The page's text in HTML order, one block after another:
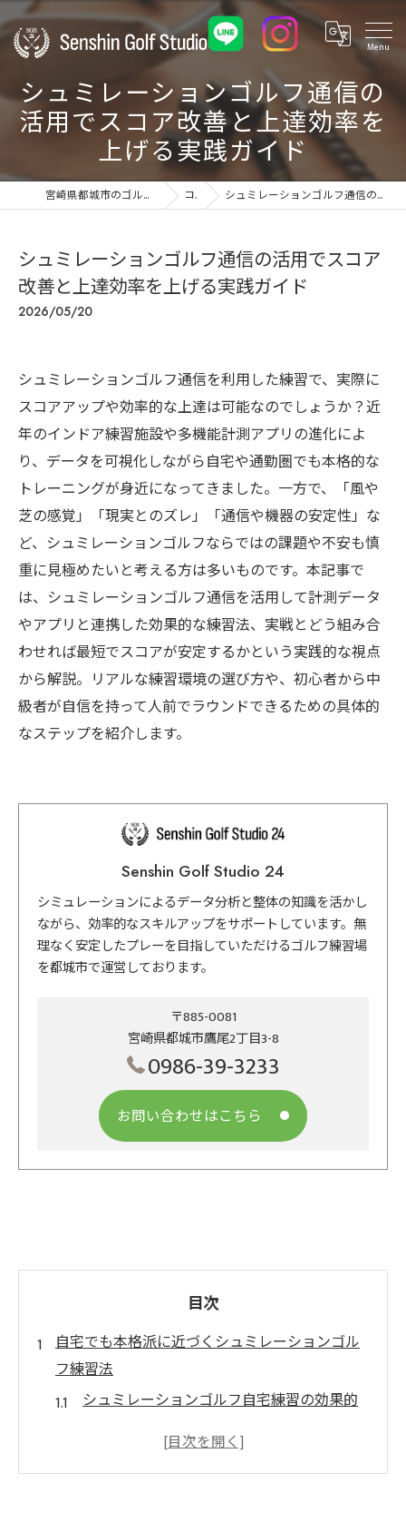
シュミレーションゴルフ通信の
活用でスコア改善と上達効率を
上げる実践ガイド
宮崎県都城市のゴルフ練習場ならSenshin Golf Studio 24 コラム シュミレーションゴルフ通信の活用でスコア改善と上達効率を上げる実践ガイド
シュミレーションゴルフ通信の活用でスコア
改善と上達効率を上げる実践ガイド
2026/05/20
シュミレーションゴルフ通信を利用した練習で、実際に
スコアアップや効率的な上達は可能なのでしょうか？近
年のインドア練習施設や多機能計測アプリの進化によ
り、データを可視化しながら自宅や通勤圏でも本格的な
トレーニングが身近になってきました。一方で、「風や
芝の感覚」「現実とのズレ」「通信や機器の安定性」な
ど、シュミレーションゴルフならではの課題や不安も慎
重に見極めたいと考える方は多いものです。本記事で
は、シュミレーションゴルフ通信を活用して計測データ
やアプリと連携した効果的な練習法、実戦とどう組み合
わせれば最短でスコアが安定するかという実践的な視点
から解説。リアルな練習環境の選び方や、初心者から中
級者が自信を持って人前でラウンドできるための具体的
なステップを紹介します。
Senshin Golf Studio 24
シミュレーションによるデータ分析と整体の知識を活かし
ながら、効率的なスキルアップをサポートしています。無
理なく安定したプレーを目指していただけるゴルフ練習場
を都城市で運営しております。
〒885-0081
宮崎県都城市鷹尾2丁目3-8
0986-39-3233
お問い合わせはこちら
目次
自宅でも本格派に近づくシュミレーションゴル
フ練習法
シュミレーションゴルフ自宅練習の効果的